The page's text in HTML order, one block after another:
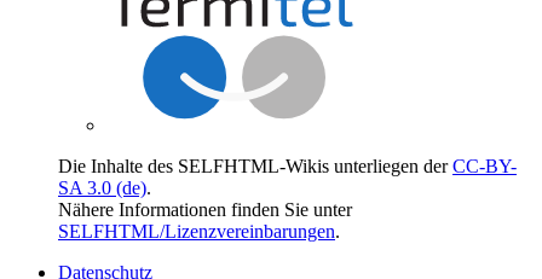
Die Inhalte des SELFHTML-Wikis unterliegen derCC-BY-
SA 3.0 (de).
Nähere Informationen finden Sie unter
SELFHTML/Lizenzvereinbarungen.
Datenschutz